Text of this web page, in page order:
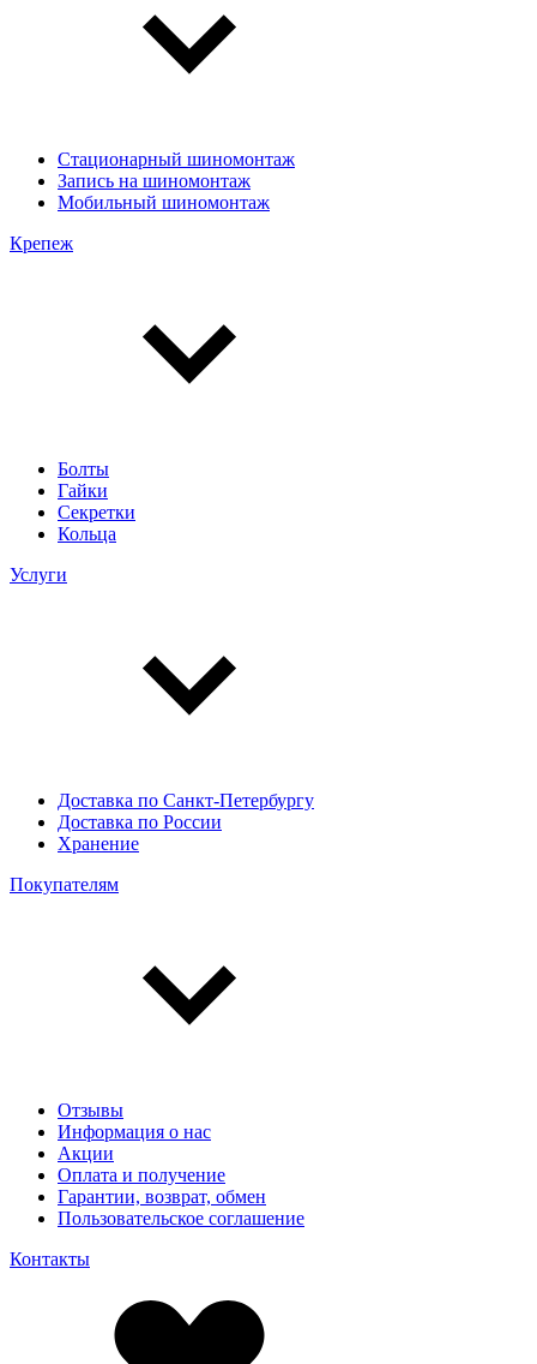
Стационарный шиномонтаж
Запись на шиномонтаж
Мобильный шиномонтаж
Крепеж
Болты
Гайки
Секретки
Кольца
Услуги
Доставка по Санкт-Петербургу
Доставка по России
Хранение
Покупателям
Отзывы
Информация о нас
Акции
Оплата и получение
Гарантии, возврат, обмен
Пользовательское соглашение
Контакты